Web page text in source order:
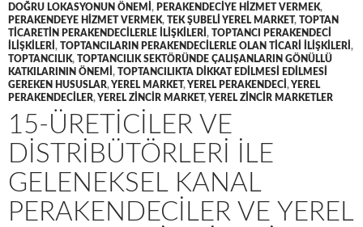
DOĞRU LOKASYONUN ÖNEMI , PERAKENDECIYE HIZMET VERMEK,
PERAKENDEYE HIZMET VERMEK, TEK ŞUBELI YEREL MARKET, TOPTAN
TICARETIN PERAKENDECILERLE ILIŞKILERI , TOPTANCI PERAKENDECI
ILIŞKILERI , TOPTANCILARIN PERAKENDECILERLE OLAN TICARI ILIŞKILERI ,
TOPTANCILIK, TOPTANCILIK SEKTÖRÜNDE ÇALIŞANLARIN GÖNÜLLÜ
KATKILARININ ÖNEMI , TOPTANCILIKTA DIKKAT EDILMESI EDILMESI
GEREKEN HUSUSLAR,YEREL MARKET,YEREL PERAKENDECI ,YEREL
PERAKENDECILER,YEREL ZINCIR MARKET,YEREL ZINCIR MARKETLER
15-ÜRETICILER VE
DISTRIBÜTÖRLERI ILE
GELENEKSEL KANAL
PERAKENDECILER VE YEREL